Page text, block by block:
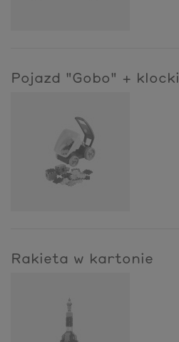
Pojazd "Gobo" + klocki
Rakieta w kartonie